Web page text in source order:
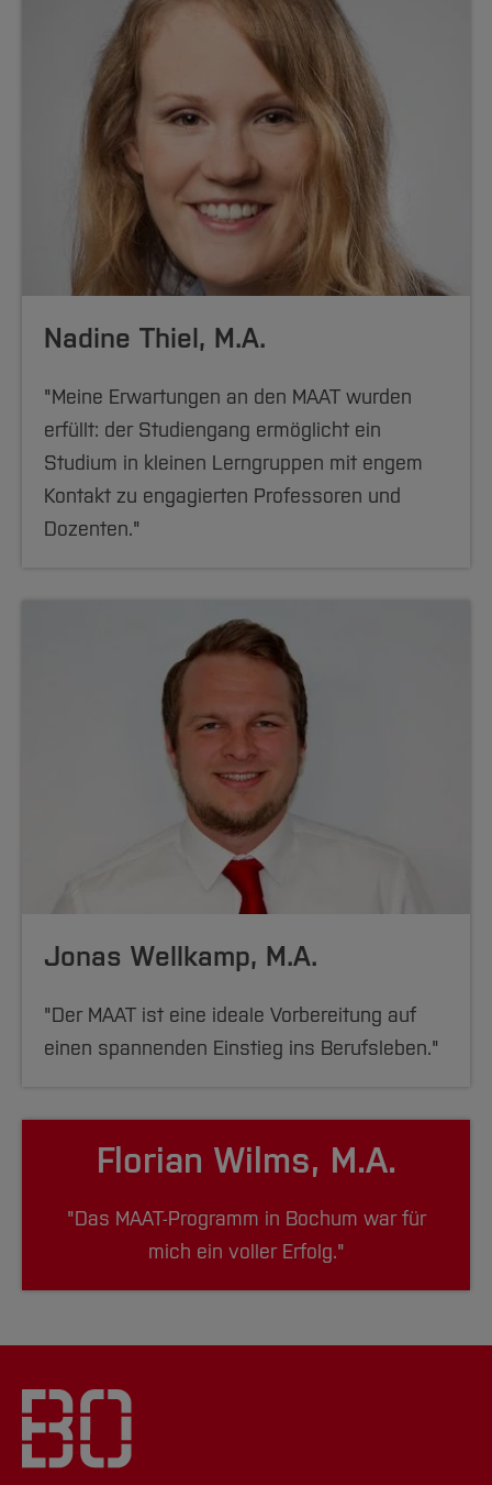
Nadine Thiel, M.A.
"Meine Erwartungen an den MAAT wurden
erfüllt: der Studiengang ermöglicht ein
Studium in kleinen Lerngruppen mit engem
Kontakt zu engagierten Professoren und
Dozenten."
Jonas Wellkamp, M.A.
"Der MAAT ist eine ideale Vorbereitung auf
einen spannenden Einstieg ins Berufsleben."
Florian Wilms, M.A.
"Das MAAT-Programm in Bochum war für
mich ein voller Erfolg."